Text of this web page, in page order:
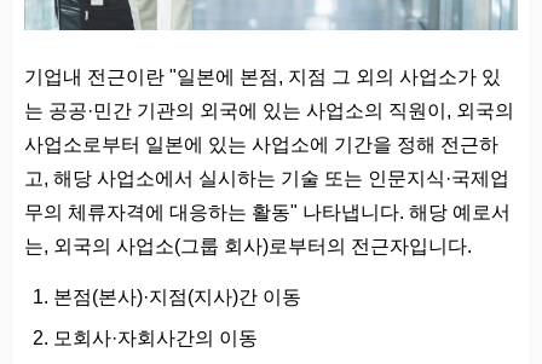
기업내 전근이란 "일본에 본점, 지점 그 외의 사업소가 있
는 공공·민간 기관의 외국에 있는 사업소의 직원이, 외국의
사업소로부터 일본에 있는 사업소에 기간을 정해 전근하
고, 해당 사업소에서 실시하는 기술 또는 인문지식·국제업
무의 체류자격에 대응하는 활동" 나타냅니다. 해당 예로서
는, 외국의 사업소(그룹 회사)로부터의 전근자입니다.
본점(본사)·지점(지사)간 이동
모회사·자회사간의 이동